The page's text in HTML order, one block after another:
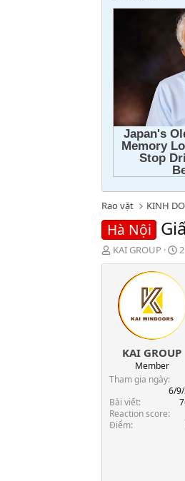
Rao vặt KINH
Hà Nội
T
h
t
r
KAI GROUP
N
g
y
ử
i
KAI GROUP
Member
Tham gia ngày
6/
Bài viết
Reaction score
Điểm